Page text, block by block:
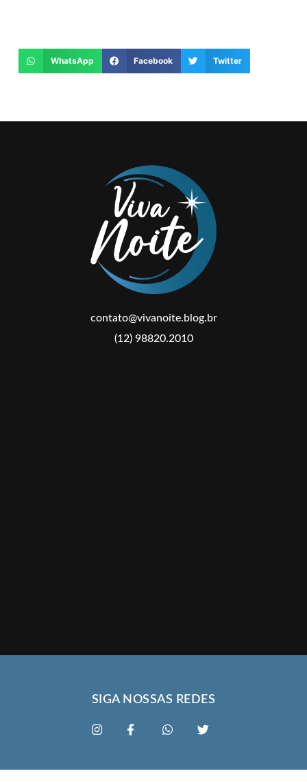
WhatsApp Facebook Twitter
contato@vivanoite.blog.br
(12) 98820.2010
SIGA NOSSAS REDES